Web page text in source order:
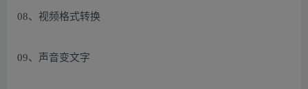
08、视频格式转换
09、声音变文字